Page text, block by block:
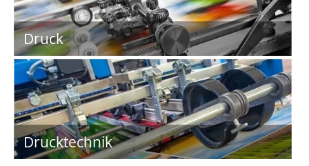
Druck
Drucktechnik